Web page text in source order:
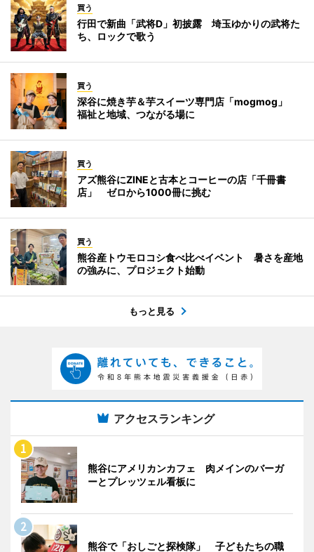
買う
行田で新曲「武将D」初披露 埼玉ゆかりの武将た
ち、ロックで歌う
買う
深谷に焼き芋＆芋スイーツ専門店「mogmog」
福祉と地域、つながる場に
買う
アズ熊谷にZINEと古本とコーヒーの店「千冊書
店」 ゼロから1000冊に挑む
買う
熊谷産トウモロコシ食べ比べイベント 暑さを産地
の強みに、プロジェクト始動
もっと見る
アクセスランキング
熊谷にアメリカンカフェ 肉メインのバーガ
ーとプレッツェル看板に
熊谷で「おしごと探検隊」 子どもたちの職